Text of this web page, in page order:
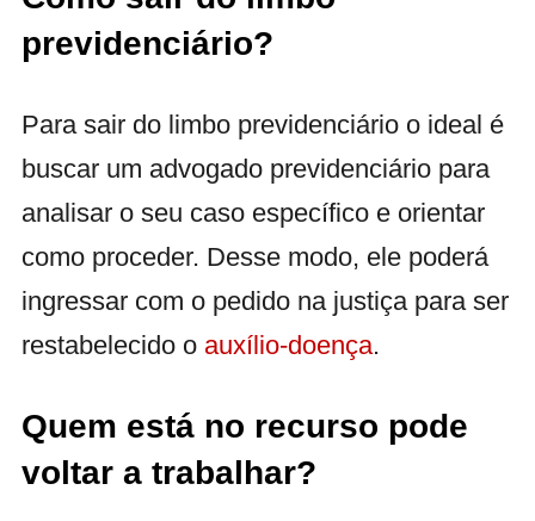
previdenciário?
Para sair do limbo previdenciário o ideal é
buscar um advogado previdenciário para
analisar o seu caso específico e orientar
como proceder. Desse modo, ele poderá
ingressar com o pedido na justiça para ser
restabelecido o auxílio-doença.
Quem está no recurso pode
voltar a trabalhar?